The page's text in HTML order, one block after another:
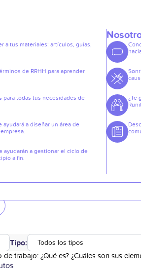
a tus materiales: artículos, guías,
de RRHH para aprender
para todas tus necesidades de
a diseñar un área de
ayudarán a gestionar el ciclo de
a fin.
¿Te
Tipo: Todos los tipos
de trabajo: ¿Qué es? ¿Cuáles son sus